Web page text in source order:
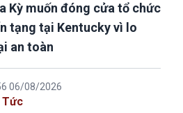
Kỳ muốn đóng cửa tổ chức
tạng tại Kentucky vì lo
an toàn
06/08/2026
Tức